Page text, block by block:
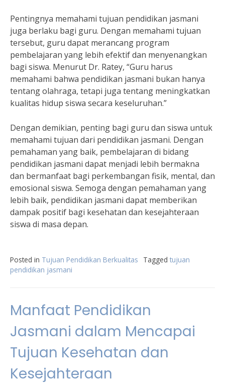
Pentingnya memahami tujuan pendidikan jasmani
juga berlaku bagi guru. Dengan memahami tujuan
tersebut, guru dapat merancang program
pembelajaran yang lebih efektif dan menyenangkan
bagi siswa. Menurut Dr. Ratey, “Guru harus
memahami bahwa pendidikan jasmani bukan hanya
tentang olahraga, tetapi juga tentang meningkatkan
kualitas hidup siswa secara keseluruhan.”
Dengan demikian, penting bagi guru dan siswa untuk
memahami tujuan dari pendidikan jasmani. Dengan
pemahaman yang baik, pembelajaran di bidang
pendidikan jasmani dapat menjadi lebih bermakna
dan bermanfaat bagi perkembangan fisik, mental, dan
emosional siswa. Semoga dengan pemahaman yang
lebih baik, pendidikan jasmani dapat memberikan
dampak positif bagi kesehatan dan kesejahteraan
siswa di masa depan.
Posted in Tujuan Pendidikan Berkualitas Tagged tujuan
pendidikan jasmani
Manfaat Pendidikan
Jasmani dalam Mencapai
Tujuan Kesehatan dan
Kesejahteraan